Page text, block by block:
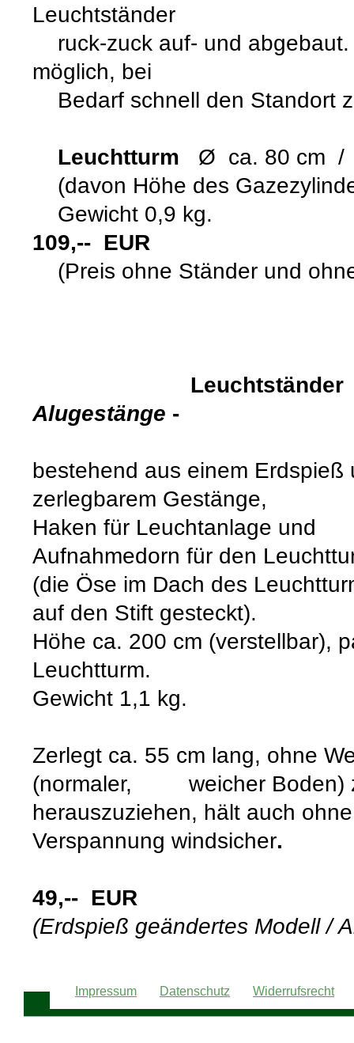
Leuchtständer
ruck-zuck auf- und abgebaut.
möglich, bei
Bedarf schnell den Standort
Leuchtturm
Ø ca. 80 cm /
(davon Höhe des
Gewicht
109,-- EUR
(Preis ohne Ständer und
Leuchtständer
Alugestänge -
bestehend aus einem Erdspieß
zerlegbarem
Haken für Leuchtanlage und
Aufnahmedorn für den
(die Öse im Dach des
auf den Stift gesteckt).
Höhe ca. 200 cm (verstellbar),
Leuchtturm.
Gewicht 1,1 kg.
Zerlegt ca. 55 cm lang, ohne
(normaler, weicher Boden)
herauszuziehen, hält auch
Verspannung windsicher.
49,-- EUR
(Erdspieß geändertes Modell /
Impressum Datenschutz Widerrufsrecht